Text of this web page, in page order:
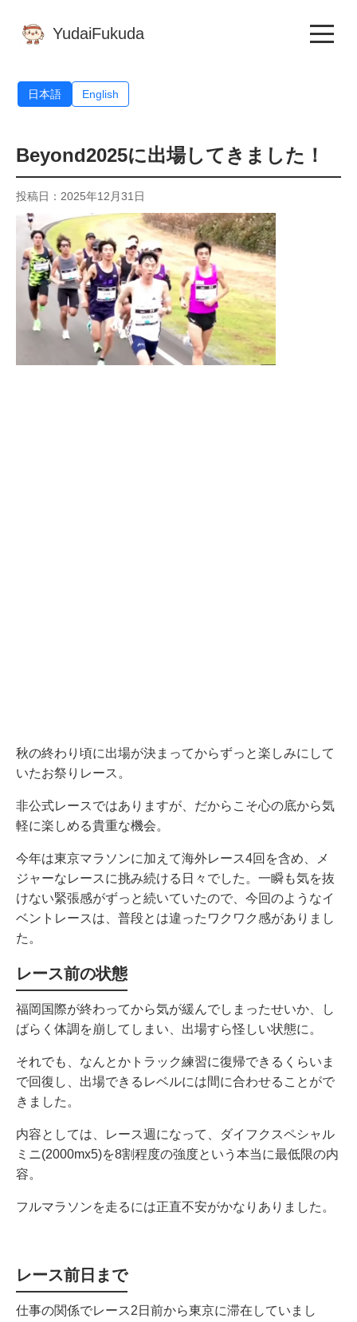
YudaiFukuda
日本語 English
Beyond2025に出場してきました！
投稿日：2025年12月31日
秋の終わり頃に出場が決まってからずっと楽しみにして
いたお祭りレース。
非公式レースではありますが、だからこそ心の底から気
軽に楽しめる貴重な機会。
今年は東京マラソンに加えて海外レース4回を含め、メ
ジャーなレースに挑み続ける日々でした。一瞬も気を抜
けない緊張感がずっと続いていたので、今回のようなイ
ベントレースは、普段とは違ったワクワク感がありまし
た。
レース前の状態
福岡国際が終わってから気が緩んでしまったせいか、し
ばらく体調を崩してしまい、出場すら怪しい状態に。
それでも、なんとかトラック練習に復帰できるくらいま
で回復し、出場できるレベルには間に合わせることがで
きました。
内容としては、レース週になって、ダイフクスペシャル
ミニ(2000mx5)を8割程度の強度という本当に最低限の内
容。
フルマラソンを走るには正直不安がかなりありました。
レース前日まで
仕事の関係でレース2日前から東京に滞在していまし